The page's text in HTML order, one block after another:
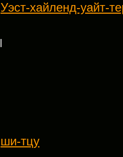
Уэст-хайленд-уайт-
ши-тцу